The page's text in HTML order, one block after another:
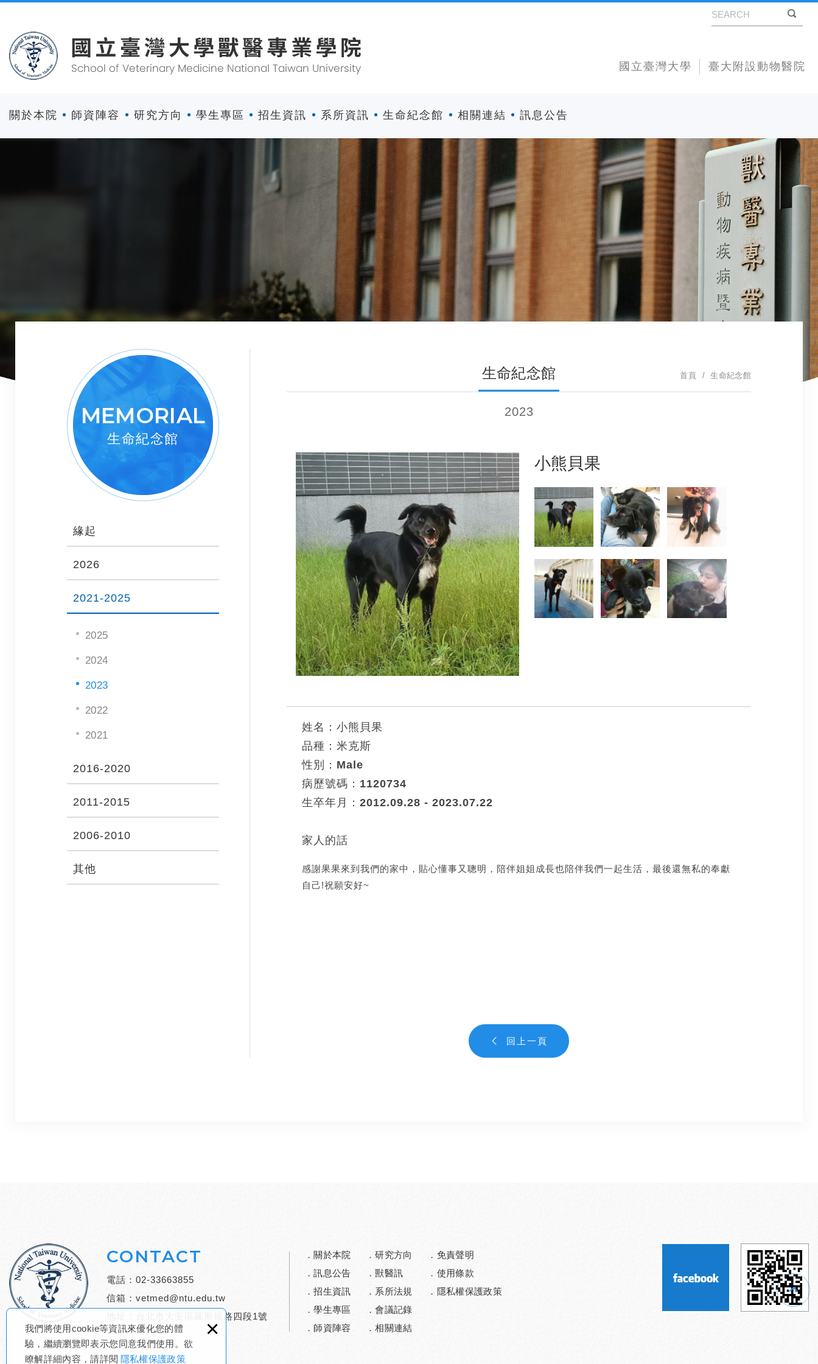
我們將使用cookie等資訊來優化您的體
驗，繼續瀏覽即表示您同意我們使用。欲
瞭解詳細內容，請詳閱 隱私權保護政策
×
國立臺灣大學 臺大附設動物醫院
關於本院 師資陣容 研究方向 學生專區 招生資訊 系所資訊 生命紀念館 相關連結 訊息公告
MEMORIAL
生命紀念館
緣起
2026
2021-2025
2025
2024
2023
2022
2021
2016-2020
2011-2015
2006-2010
其他
生命紀念館 首頁 生命紀念館
2023
小熊貝果
姓名：小熊貝果
品種：米克斯
性別：Male
病歷號碼：1120734
生卒年月：2012.09.28 - 2023.07.22
家人的話
感謝果果來到我們的家中，貼心懂事又聰明，陪伴姐姐成長也陪伴我們一起生活，最後還無私的奉獻
自己!祝願安好~
回上一頁
CONTACT
電話： 02-33663855
信箱： vetmed@ntu.edu.tw
地址：台北市大安區羅斯福路四段1號
關於本院
訊息公告
招生資訊
學生專區
師資陣容
研究方向
獸醫訊
系所法規
會議記錄
相關連結
免責聲明
使用條款
隱私權保護政策